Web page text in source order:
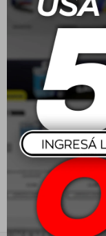
Aerosoles
Estética
Accesorios
Baterías
Repuestos